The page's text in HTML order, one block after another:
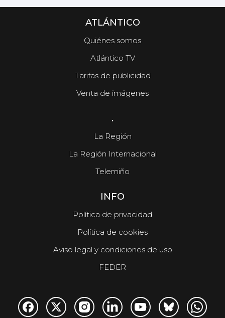
ATLÁNTICO
Quiénes somos
Atlántico TV
Tarifas de publicidad
Venta de imágenes
.
La Región
La Región Internacional
Telemiño
INFO
Política de privacidad
Política de cookies
Aviso legal y condiciones de uso
FEDER